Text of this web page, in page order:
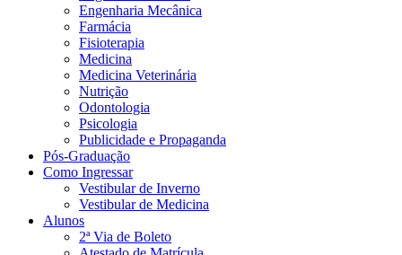
Engenharia Mecânica
Farmácia
Fisioterapia
Medicina
Medicina Veterinária
Nutrição
Odontologia
Psicologia
Publicidade e Propaganda
Pós-Graduação
Como Ingressar
Vestibular de Inverno
Vestibular de Medicina
Alunos
2ª Via de Boleto